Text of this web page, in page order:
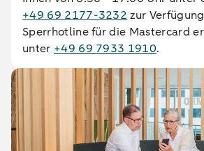
+49 69 2177-3232 zur
Sperrhotline für die Mastercard
unter +49 69 7933 1910.